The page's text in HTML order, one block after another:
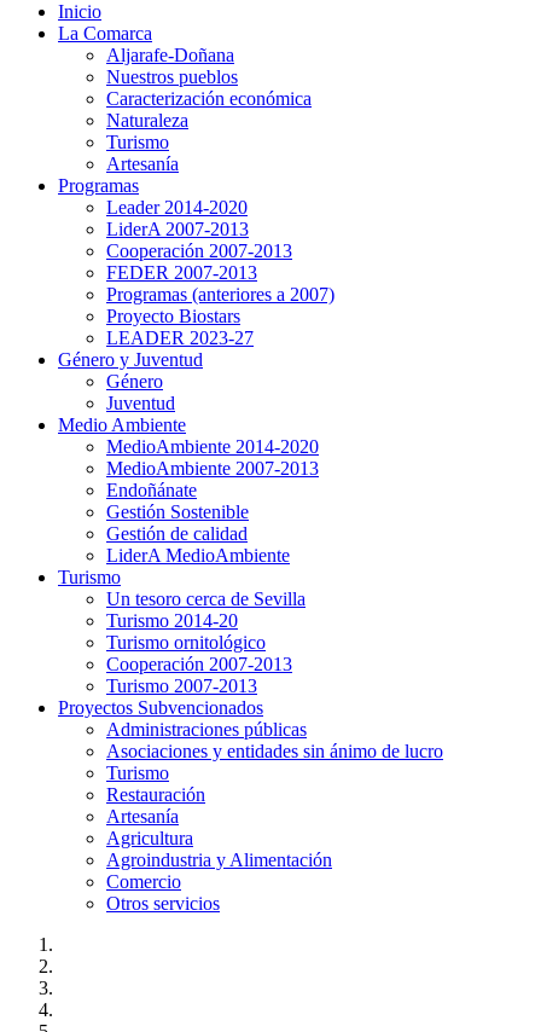
Inicio
La Comarca
Aljarafe-Doñana
Nuestros pueblos
Caracterización económica
Naturaleza
Turismo
Artesanía
Programas
Leader 2014-2020
LiderA 2007-2013
Cooperación 2007-2013
FEDER 2007-2013
Programas (anteriores a 2007)
Proyecto Biostars
LEADER 2023-27
Género y Juventud
Género
Juventud
Medio Ambiente
MedioAmbiente 2014-2020
MedioAmbiente 2007-2013
Endoñánate
Gestión Sostenible
Gestión de calidad
LiderA MedioAmbiente
Turismo
Un tesoro cerca de Sevilla
Turismo 2014-20
Turismo ornitológico
Cooperación 2007-2013
Turismo 2007-2013
Proyectos Subvencionados
Administraciones públicas
Asociaciones y entidades sin ánimo de lucro
Turismo
Restauración
Artesanía
Agricultura
Agroindustria y Alimentación
Comercio
Otros servicios